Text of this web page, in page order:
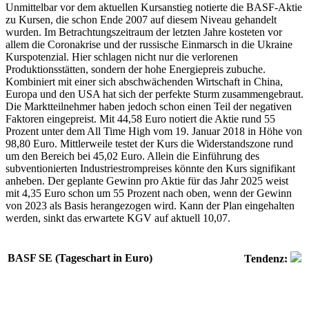
Unmittelbar vor dem aktuellen Kursanstieg notierte die BASF-Aktie
zu Kursen, die schon Ende 2007 auf diesem Niveau gehandelt
wurden. Im Betrachtungszeitraum der letzten Jahre kosteten vor
allem die Coronakrise und der russische Einmarsch in die Ukraine
Kurspotenzial. Hier schlagen nicht nur die verlorenen
Produktionsstätten, sondern der hohe Energiepreis zubuche.
Kombiniert mit einer sich abschwächenden Wirtschaft in China,
Europa und den USA hat sich der perfekte Sturm zusammengebraut.
Die Marktteilnehmer haben jedoch schon einen Teil der negativen
Faktoren eingepreist. Mit 44,58 Euro notiert die Aktie rund 55
Prozent unter dem All Time High vom 19. Januar 2018 in Höhe von
98,80 Euro. Mittlerweile testet der Kurs die Widerstandszone rund
um den Bereich bei 45,02 Euro. Allein die Einführung des
subventionierten Industriestrompreises könnte den Kurs signifikant
anheben. Der geplante Gewinn pro Aktie für das Jahr 2025 weist
mit 4,35 Euro schon um 55 Prozent nach oben, wenn der Gewinn
von 2023 als Basis herangezogen wird. Kann der Plan eingehalten
werden, sinkt das erwartete KGV auf aktuell 10,07.
BASF SE (Tageschart in Euro) Tendenz: